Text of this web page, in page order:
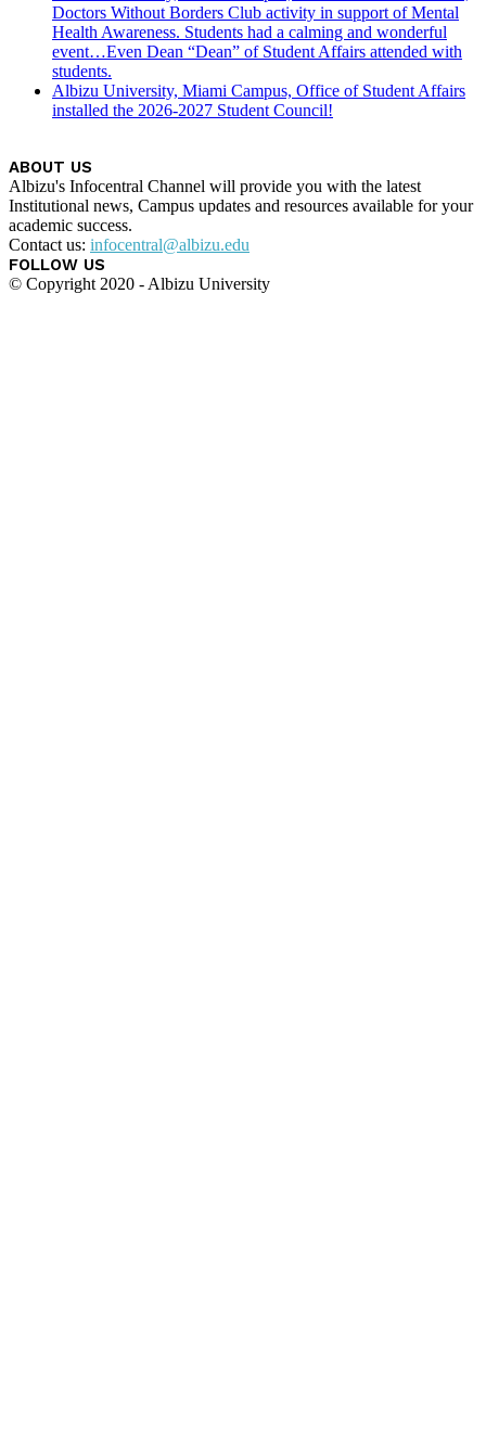
Doctors Without Borders Club activity in support of Mental
Health Awareness. Students had a calming and wonderful
event…Even Dean “Dean” of Student Affairs attended with
students.
Albizu University, Miami Campus, Office of Student Affairs
installed the 2026-2027 Student Council!
ABOUT US
Albizu's Infocentral Channel will provide you with the latest
Institutional news, Campus updates and resources available for your
academic success.
Contact us: infocentral@albizu.edu
FOLLOW US
© Copyright 2020 - Albizu University